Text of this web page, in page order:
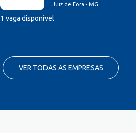
Juiz de Fora - MG
1 vaga disponível
VER TODAS AS EMPRESAS